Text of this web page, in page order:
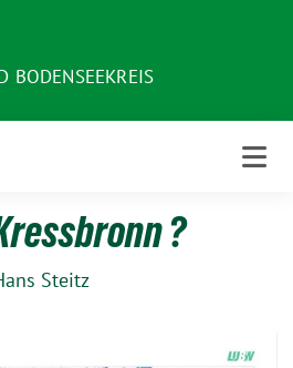
BODENSEEKREIS
?
Steitz